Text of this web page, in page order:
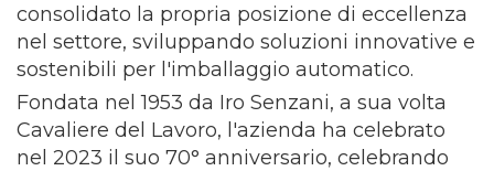
consolidato la propria posizione di eccellenza
nel settore, sviluppando soluzioni innovative e
sostenibili per l'imballaggio automatico.
Fondata nel 1953 da Iro Senzani, a sua volta
Cavaliere del Lavoro, l'azienda ha celebrato
nel 2023 il suo 70° anniversario, celebrando